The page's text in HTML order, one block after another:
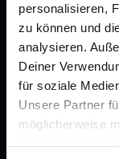
personalisieren,
zu können und
analysieren.
Deiner
für soziale
Unsere Partner
möglicherweise
ihnen
Sanitätshäuser
AGB
Impressum